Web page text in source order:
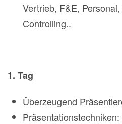
Vertrieb, F&E,
Controlling..
1. Tag
Überzeugend